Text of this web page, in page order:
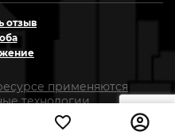
отзыв
применяются
технологии
предоставления
систематизации и